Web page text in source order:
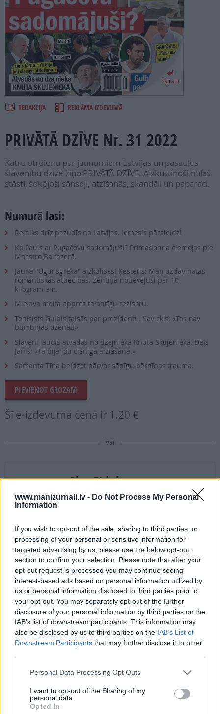
www.manizurnali.lv - Do Not Process My Personal
Information
If you wish to opt-out of the sale, sharing to third parties, or
processing of your personal or sensitive information for
targeted advertising by us, please use the below opt-out
section to confirm your selection. Please note that after your
opt-out request is processed you may continue seeing
interest-based ads based on personal information utilized by
us or personal information disclosed to third parties prior to
your opt-out. You may separately opt-out of the further
disclosure of your personal information by third parties on the
IAB’s list of downstream participants. This information may
also be disclosed by us to third parties on the IAB’s List of
Downstream Participants that may further disclose it to other
Personal Data Processing Opt Outs
I want to opt-out of the Sharing of my
personal data.
Opted In
SEARCH
Šķirstīt
REDAKCIJA REKLĀMA IZDEVUMĀ
PRIVĀTĀ DZĪVE Nr. 31 2022
Katru otrdienu par jaunumiem Latvijas un pasaules
slavenību dzīvē ziņo PRIVĀTĀ DZĪVE. Aizkustinoši mīlas
stāsti, šokējoši sānsoļi, atzīšanās, skandāli un paparaci.
Numurā lasi:
Reiniks drīz pazudīs no Latvijas. Iemesls pārsteidz!
Ko Pauls ar Pugačovu sadomājuši? Primadonna ciemojas pie
Maestro Baltezerā.
Jaunā "Ugunsgrēka" aizkulises! Ķesteris: Man uzdāvinātas
romantiskas attiecības. Zentiņa notievējusi par 10
kilogramiem.
Mielava meita apprec talantīgu režisoru.
Tenisists Gulbis taisās par prezidentu. Savickis: «Tas nav
bumbiņas dzenāt!»
Slaveni ļaudis atvadās no dzejnieka Knuta Skujenieka. Dēls
Jānis: «Tā bija ļoti cienīga aiziešana.»
Samanta Tīna beidzot pārvar sāpīgu bērnības trauma.
PIEVIENOT GROZAM
Šī e-izdevuma cena ir 1.20 €
vai
Abonēt izdevumu
E-izdevums
Abonēšanas perioda sākums:
2026. gada septembris
Mēnešu skaits:
4 mēneši /36.00 Eur
17 izdevumi / 2.12 Eur par izdevumu *
*Visas cenas portālā ManiZurnali.lv norādītas € ar PVN.
noteikumi